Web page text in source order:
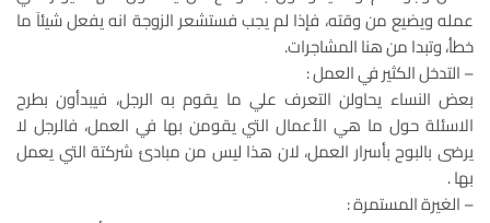
عمله ويضيع من وقته، فإذا لم يجب فستشعر الزوجة انه يفعل شيئاَ ما
خطأ، وتبدا من هنا المشاجرات.
– التدخل الكثير في العمل :
بعض النساء يحاولن التعرف علي ما يقوم به الرجل، فيبدأون بطرح
الاسئلة حول ما هي الأعمال التي يقومن بها في العمل، فالرجل لا
يرضى بالبوح بأسرار العمل، لان هذا ليس من مبادئ شركتة التي يعمل
بها .
– الغيرة المستمرة :